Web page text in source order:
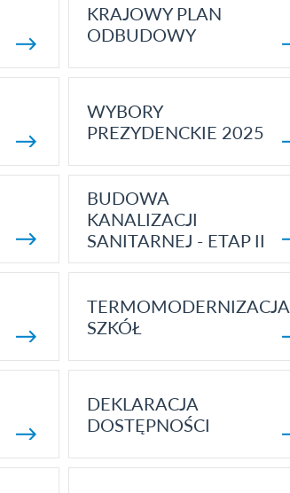
KRAJOWY PLAN
ODBUDOWY
WYBORY
PREZYDENCKIE 2025
BUDOWA
KANALIZACJI
SANITARNEJ - ETAP II
TERMOMODERNIZACJA
SZKÓŁ
DEKLARACJA
DOSTĘPNOŚCI